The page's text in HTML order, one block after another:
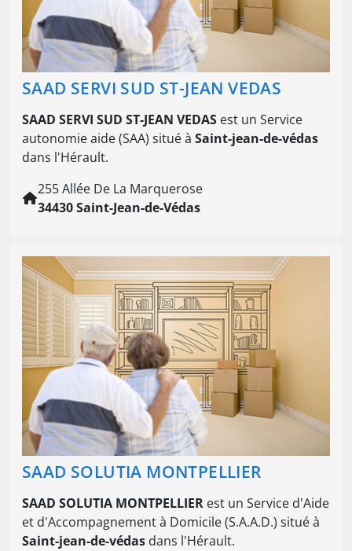
SAAD SERVI SUD ST-JEAN VEDAS
SAAD SERVI SUD ST-JEAN VEDAS est un Service
autonomie aide (SAA) situé à Saint-jean-de-védas
dans l'Hérault.
255 Allée De La Marquerose
34430 Saint-Jean-de-Védas
SAAD SOLUTIA MONTPELLIER
SAAD SOLUTIA MONTPELLIER est un Service d'Aide
et d'Accompagnement à Domicile (S.A.A.D.) situé à
Saint-jean-de-védas dans l'Hérault.